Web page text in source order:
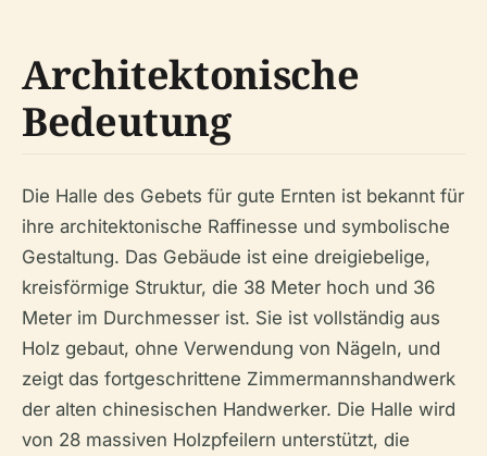
Architektonische
Bedeutung
Die Halle des Gebets für gute Ernten ist bekannt für
ihre architektonische Raffinesse und symbolische
Gestaltung. Das Gebäude ist eine dreigiebelige,
kreisförmige Struktur, die 38 Meter hoch und 36
Meter im Durchmesser ist. Sie ist vollständig aus
Holz gebaut, ohne Verwendung von Nägeln, und
zeigt das fortgeschrittene Zimmermannshandwerk
der alten chinesischen Handwerker. Die Halle wird
von 28 massiven Holzpfeilern unterstützt, die